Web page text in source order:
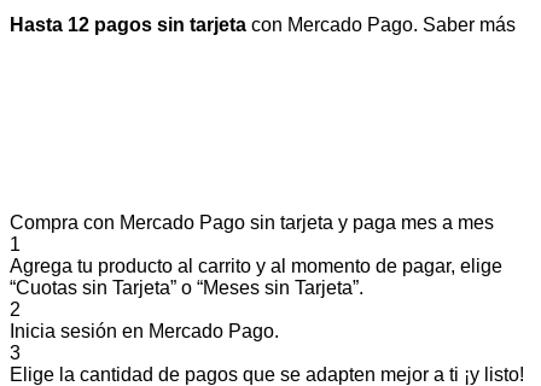
Hasta 12 pagos sin tarjeta con Mercado Pago. Saber más
Compra con Mercado Pago sin tarjeta y paga mes a mes
1
Agrega tu producto al carrito y al momento de pagar, elige
“Cuotas sin Tarjeta” o “Meses sin Tarjeta”.
2
Inicia sesión en Mercado Pago.
3
Elige la cantidad de pagos que se adapten mejor a ti ¡y listo!